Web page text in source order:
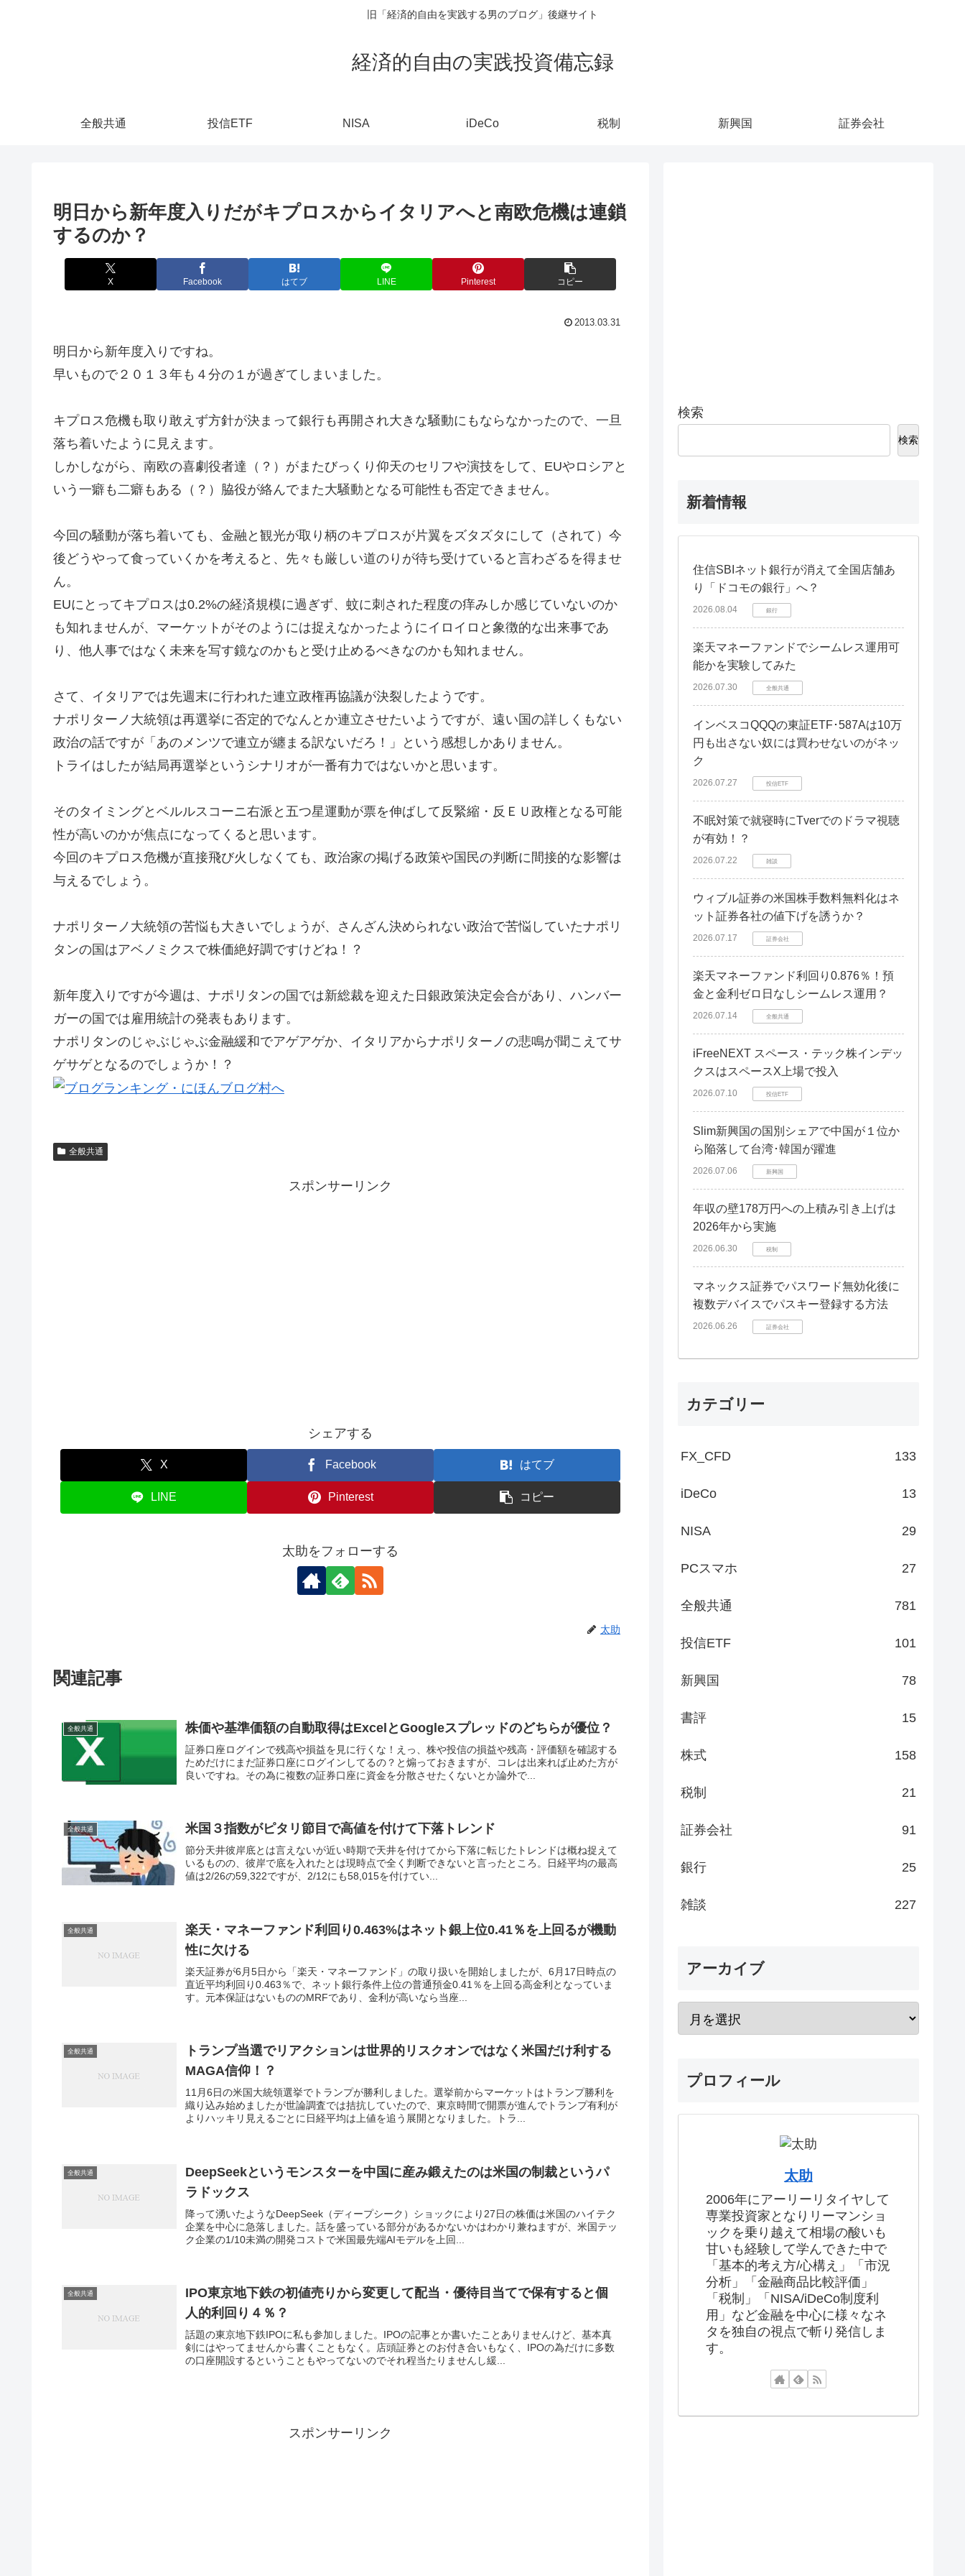
旧「経済的自由を実践する男のブログ」後継サイト
経済的自由の実践投資備忘録
全般共通 投信ETF NISA iDeCo 税制 新興国 証券会社
明日から新年度入りだがキプロスからイタリアへと南欧危機は連鎖
するのか？
X Facebook はてブ LINE Pinterest コピー
2013.03.31
明日から新年度入りですね。
早いもので２０１３年も４分の１が過ぎてしまいました。
キプロス危機も取り敢えず方針が決まって銀行も再開され大きな騒動にもならなかったので、一旦
落ち着いたように見えます。
しかしながら、南欧の喜劇役者達（？）がまたびっくり仰天のセリフや演技をして、EUやロシアと
いう一癖も二癖もある（？）脇役が絡んでまた大騒動となる可能性も否定できません。
今回の騒動が落ち着いても、金融と観光が取り柄のキプロスが片翼をズタズタにして（されて）今
後どうやって食っていくかを考えると、先々も厳しい道のりが待ち受けていると言わざるを得ませ
ん。
EUにとってキプロスは0.2%の経済規模に過ぎず、蚊に刺された程度の痒みしか感じていないのか
も知れませんが、マーケットがそのようには捉えなかったようにイロイロと象徴的な出来事であ
り、他人事ではなく未来を写す鏡なのかもと受け止めるべきなのかも知れません。
さて、イタリアでは先週末に行われた連立政権再協議が決裂したようです。
ナポリターノ大統領は再選挙に否定的でなんとか連立させたいようですが、遠い国の詳しくもない
政治の話ですが「あのメンツで連立が纏まる訳ないだろ！」という感想しかありません。
トライはしたが結局再選挙というシナリオが一番有力ではないかと思います。
そのタイミングとベルルスコーニ右派と五つ星運動が票を伸ばして反緊縮・反ＥＵ政権となる可能
性が高いのかが焦点になってくると思います。
今回のキプロス危機が直接飛び火しなくても、政治家の掲げる政策や国民の判断に間接的な影響は
与えるでしょう。
ナポリターノ大統領の苦悩も大きいでしょうが、さんざん決められない政治で苦悩していたナポリ
タンの国はアベノミクスで株価絶好調ですけどね！？
新年度入りですが今週は、ナポリタンの国では新総裁を迎えた日銀政策決定会合があり、ハンバー
ガーの国では雇用統計の発表もあります。
ナポリタンのじゃぶじゃぶ金融緩和でアゲアゲか、イタリアからナポリターノの悲鳴が聞こえてサ
ゲサゲとなるのでしょうか！？
全般共通
スポンサーリンク
シェアする
X Facebook はてブ
LINE Pinterest コピー
太助をフォローする
太助
関連記事
全般共通 株価や基準価額の自動取得はExcelとGoogleスプレッドのどちらが優位？
証券口座ログインで残高や損益を見に行くな！えっ、株や投信の損益や残高・評価額を確認する
ためだけにまだ証券口座にログインしてるの？と煽っておきますが、コレは出来れば止めた方が
良いですね。その為に複数の証券口座に資金を分散させたくないとか論外で...
全般共通 米国３指数がピタリ節目で高値を付けて下落トレンド
節分天井彼岸底とは言えないが近い時期で天井を付けてから下落に転じたトレンドは概ね捉えて
いるものの、彼岸で底を入れたとは現時点で全く判断できないと言ったところ。日経平均の最高
値は2/26の59,322ですが、2/12にも58,015を付けてい...
全般共通
楽天・マネーファンド利回り0.463%はネット銀上位0.41％を上回るが機動
性に欠ける
楽天証券が6月5日から「楽天・マネーファンド」の取り扱いを開始しましたが、6月17日時点の
直近平均利回り0.463％で、ネット銀行条件上位の普通預金0.41％を上回る高金利となっていま
す。元本保証はないもののMRFであり、金利が高いなら当座...
全般共通
トランプ当選でリアクションは世界的リスクオンではなく米国だけ利する
MAGA信仰！？
11月6日の米国大統領選挙でトランプが勝利しました。選挙前からマーケットはトランプ勝利を
織り込み始めましたが世論調査では拮抗していたので、東京時間で開票が進んでトランプ有利が
よりハッキリ見えるごとに日経平均は上値を追う展開となりました。トラ...
全般共通
DeepSeekというモンスターを中国に産み鍛えたのは米国の制裁というパ
ラドックス
降って湧いたようなDeepSeek（ディープシーク）ショックにより27日の株価は米国のハイテク
企業を中心に急落しました。話を盛っている部分があるかないかはわかり兼ねますが、米国テッ
ク企業の1/10未満の開発コストで米国最先端AIモデルを上回...
全般共通
IPO東京地下鉄の初値売りから変更して配当・優待目当てで保有すると個
人的利回り４％？
話題の東京地下鉄IPOに私も参加しました。IPOの記事とか書いたことありませんけど、基本真
剣にはやってませんから書くこともなく。店頭証券とのお付き合いもなく、IPOの為だけに多数
の口座開設するということもやってないのでそれ程当たりませんし緩...
スポンサーリンク
検索
検索
新着情報
住信SBIネット銀行が消えて全国店舗あ
り「ドコモの銀行」へ？
2026.08.04 銀行
楽天マネーファンドでシームレス運用可
能かを実験してみた
2026.07.30 全般共通
インベスコQQQの東証ETF･587Aは10万
円も出さない奴には買わせないのがネッ
ク
2026.07.27 投信ETF
不眠対策で就寝時にTverでのドラマ視聴
が有効！？
2026.07.22 雑談
ウィブル証券の米国株手数料無料化はネ
ット証券各社の値下げを誘うか？
2026.07.17 証券会社
楽天マネーファンド利回り0.876％！預
金と金利ゼロ日なしシームレス運用？
2026.07.14 全般共通
iFreeNEXT スペース・テック株インデッ
クスはスペースX上場で投入
2026.07.10 投信ETF
Slim新興国の国別シェアで中国が１位か
ら陥落して台湾･韓国が躍進
2026.07.06 新興国
年収の壁178万円への上積み引き上げは
2026年から実施
2026.06.30 税制
マネックス証券でパスワード無効化後に
複数デバイスでパスキー登録する方法
2026.06.26 証券会社
カテゴリー
FX_CFD 133
iDeCo 13
NISA 29
PCスマホ 27
全般共通 781
投信ETF 101
新興国 78
書評 15
株式 158
税制 21
証券会社 91
銀行 25
雑談 227
アーカイブ
プロフィール
太助
2006年にアーリーリタイヤして
専業投資家となりリーマンショ
ックを乗り越えて相場の酸いも
甘いも経験して学んできた中で
「基本的考え方/心構え」「市況
分析」「金融商品比較評価」
「税制」「NISA/iDeCo制度利
用」など金融を中心に様々なネ
タを独自の視点で斬り発信しま
す。